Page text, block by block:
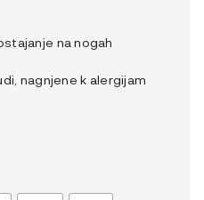
na nogah
nagnjene k alergijam